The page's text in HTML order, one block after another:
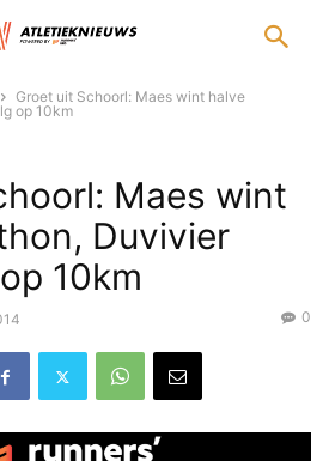
Groet uit Schoorl: Maes wint halve
op 10km
Maes wint
Duvivier
10km
0